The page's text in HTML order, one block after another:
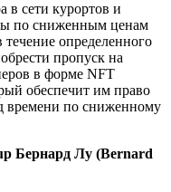
в сети курортов и
по сниженным ценам
определенного
пропуск на
в форме NFT
обеспечит им право
времени по сниженному
Бернард Лу (Bernard